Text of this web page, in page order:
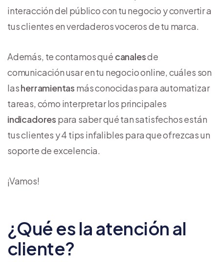
interacción del público con tu negocio y convertir a
tus clientes en verdaderos voceros de tu marca.
Además, te contamos qué canalesde
comunicación usar en tu negocio online, cuáles son
lasherramientas más conocidas para automatizar
tareas, cómo interpretar los principales
indicadores para saber qué tan satisfechos están
tus clientes y 4 tips infalibles para que ofrezcas un
soporte de excelencia.
¡Vamos!
¿Qué es la atención al
cliente?